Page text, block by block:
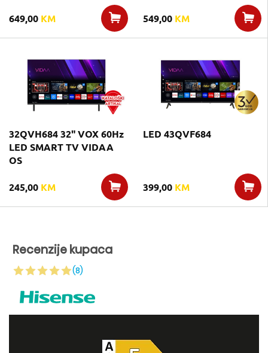
649,00 KM 549,00 KM
32QVH684 32" VOX 60Hz
LED SMART TV VIDAA
OS
245,00 KM
LED 43QVF684
399,00 KM
Recenzije kupaca
(8)